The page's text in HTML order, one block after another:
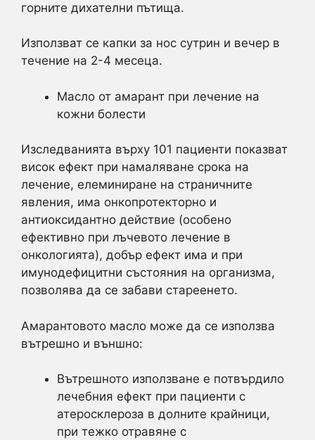
горните дихателни пътища.
Използват се капки за нос сутрин и вечер в
течение на 2-4 месеца.
Масло от амарант при лечение на
кожни болести
Изследванията върху 101 пациенти показват
висок ефект при намаляване срока на
лечение, елеминиране на страничните
явления, има онкопротекторно и
антиоксидантно действие (особено
ефективно при лъчевото лечение в
онкологията), добър ефект има и при
имунодефицитни състояния на организма,
позволява да се забави стареенето.
Амарантовото масло може да се използва
вътрешно и външно:
Вътрешното използване е потвърдило
лечебния ефект при пациенти с
атеросклероза в долните крайници,
при тежко отравяне с